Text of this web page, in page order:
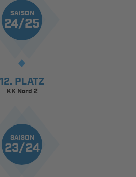
SAISON
24/25
12. PLATZ
KK Nord 2
SAISON
23/24